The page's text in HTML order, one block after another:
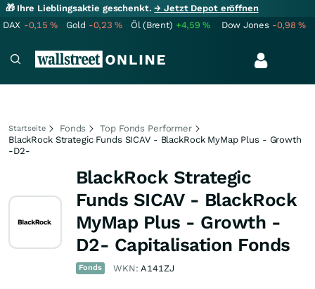
🎁 Ihre Lieblingsaktie geschenkt.→ Jetzt Depot eröffnen
DAX -0,15% Gold -0,23% Öl (Brent) +4,59% Dow Jones -0,98%
Startseite Fonds
Top Fonds Performer
BlackRock Strategic Funds SICAV - BlackRock MyMap Plus - Growth
-D2-
BlackRock Strategic
Funds SICAV - BlackRock
MyMap Plus - Growth -
D2- Capitalisation Fonds
Fonds WKN:A141ZJ